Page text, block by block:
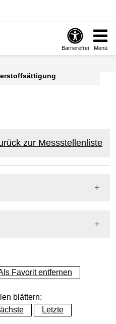
Barrierefrei Menü
zur Messstellenliste
Favorit entfernen
blättern:
Letzte